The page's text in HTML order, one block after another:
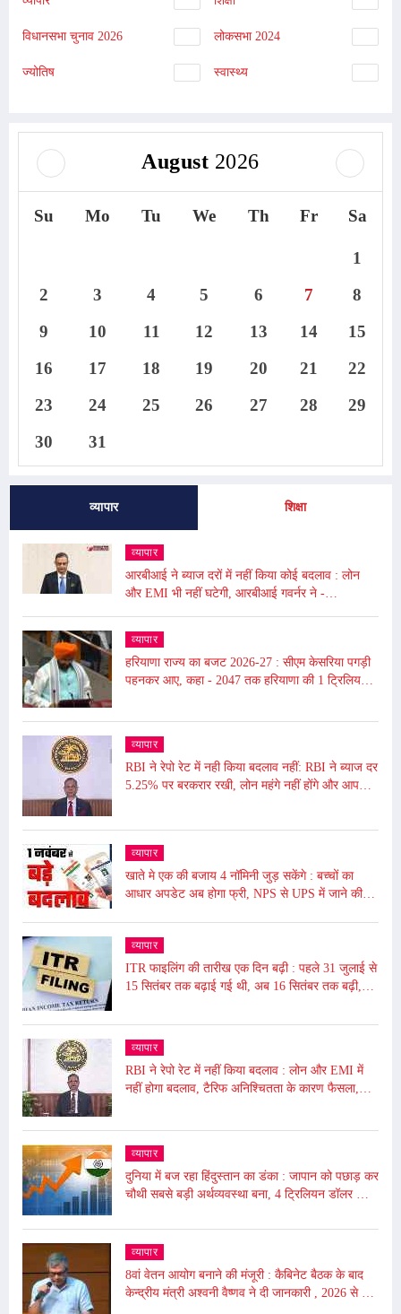
विधानसभा चुनाव 2026 लोकसभा 2024
ज्योतिष स्वास्थ्य
August 2026
Su Mo Tu We Th Fr Sa
1
2
3 4 5 6 7
8
9
10 11 12 13 14
15
16
17 18 19 20 21
22
23
24 25 26 27 28
29
30
31
व्यापार शिक्षा
व्यापार
आरबीआई ने ब्याज दरों में नहीं किया कोई बदलाव : लोन
और EMI भी नहीं घटेगी, आरबीआई गवर्नर ने -
व्यापार
हरियाणा राज्य का बजट 2026-27 : सीएम केसरिया पगड़ी
पहनकर आए, कहा - 2047 तक हरियाणा की 1 ट्रिलियन
व्यापार
RBI ने रेपो रेट में नही किया बदलाव नहीं: RBI ने ब्याज दर
5.25% पर बरकरार रखी, लोन महंगे नहीं होंगे और आपकी
व्यापार
खाते मे एक की बजाय 4 नॉमिनी जुड़ सकेंगे : बच्चों का
आधार अपडेट अब होगा फ्री, NPS से UPS में जाने की
व्यापार
ITR फाइलिंग की तारीख एक दिन बढ़ी : पहले 31 जुलाई से
15 सितंबर तक बढ़ाई गई थी, अब 16 सितंबर तक बढ़ी,
व्यापार
RBI ने रेपो रेट में नहीं किया बदलाव : लोन और EMI में
नहीं होगा बदलाव, टैरिफ अनिश्चितता के कारण फैसला,
व्यापार
दुनिया में बज रहा हिंदुस्तान का डंका : जापान को पछाड़ कर
चौथी सबसे बड़ी अर्थव्यवस्था बना, 4 ट्रिलियन डॉलर की
व्यापार
8वां वेतन आयोग बनाने की मंजूरी : कैबिनेट बैठक के बाद
केन्द्रीय मंत्री अश्वनी वैष्णव ने दी जानकारी , 2026 से लागू